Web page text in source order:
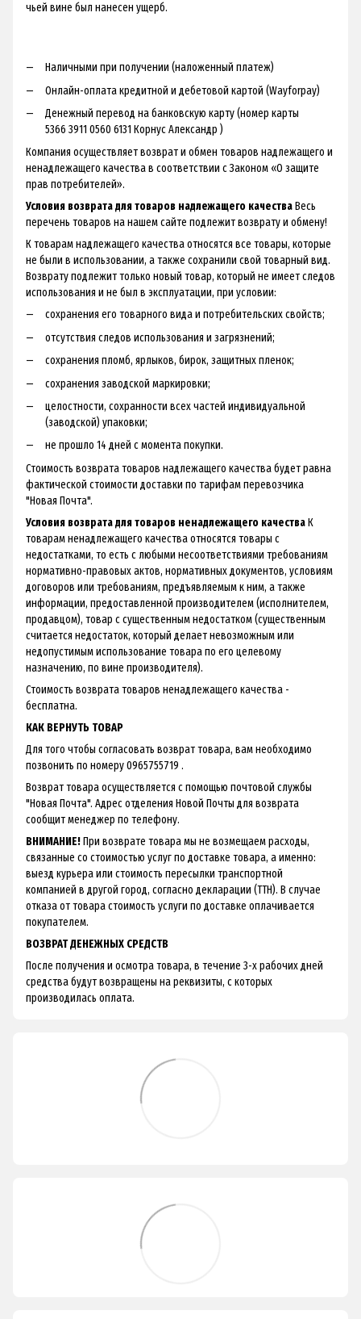
чьей вине был нанесен ущерб.
Наличными при получении (наложенный платеж)
Онлайн-оплата кредитной и дебетовой картой (Wayforpay)
Денежный перевод на банковскую карту (номер карты
5366 3911 0560 6131 Корнус Александр )
Компания осуществляет возврат и обмен товаров надлежащего и
ненадлежащего качества в соответствии с Законом «О защите
прав потребителей».
Условия возврата для товаров надлежащего качестваВесь
перечень товаров на нашем сайте подлежит возврату и обмену!
К товарам надлежащего качества относятся все товары, которые
не были в использовании, а также сохранили свой товарный вид.
Возврату подлежит только новый товар, который не имеет следов
использования и не был в эксплуатации, при условии:
сохранения его товарного вида и потребительских свойств;
отсутствия следов использования и загрязнений;
сохранения пломб, ярлыков, бирок, защитных пленок;
сохранения заводской маркировки;
целостности, сохранности всех частей индивидуальной
(заводской) упаковки;
не прошло 14 дней с момента покупки.
Стоимость возврата товаров надлежащего качества будет равна
фактической стоимости доставки по тарифам перевозчика
"Новая Почта".
Условия возврата для товаров ненадлежащего качестваК
товарам ненадлежащего качества относятся товары с
недостатками, то есть с любыми несоответствиями требованиям
нормативно-правовых актов, нормативных документов, условиям
договоров или требованиям, предъявляемым к ним, а также
информации, предоставленной производителем (исполнителем,
продавцом), товар с существенным недостатком (существенным
считается недостаток, который делает невозможным или
недопустимым использование товара по его целевому
назначению, по вине производителя).
Стоимость возврата товаров ненадлежащего качества -
бесплатна.
КАК ВЕРНУТЬ ТОВАР
Для того чтобы согласовать возврат товара, вам необходимо
позвонить по номеру 0965755719 .
Возврат товара осуществляется с помощью почтовой службы
"Новая Почта". Адрес отделения Новой Почты для возврата
сообщит менеджер по телефону.
ВНИМАНИЕ!При возврате товара мы не возмещаем расходы,
связанные со стоимостью услуг по доставке товара, а именно:
выезд курьера или стоимость пересылки транспортной
компанией в другой город, согласно декларации (ТТН). В случае
отказа от товара стоимость услуги по доставке оплачивается
покупателем.
ВОЗВРАТ ДЕНЕЖНЫХ СРЕДСТВ
После получения и осмотра товара, в течение 3-х рабочих дней
средства будут возвращены на реквизиты, с которых
производилась оплата.